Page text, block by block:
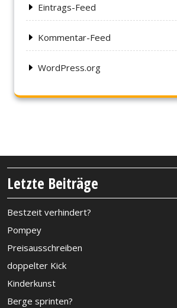
Eintrags-Feed
Kommentar-Feed
WordPress.org
Letzte Beiträge
Bestzeit verhindert?
Pompey
Preisausschreiben
doppelter Kick
Kinderkunst
Berge sprinten?